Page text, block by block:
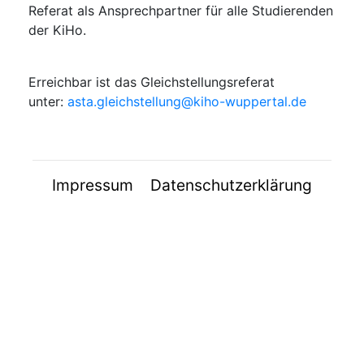
Referat als Ansprechpartner für alle Studierenden
der KiHo.
Erreichbar ist das Gleichstellungsreferat
unter: asta.gleichstellung@kiho-wuppertal.de
Impressum Datenschutzerklärung